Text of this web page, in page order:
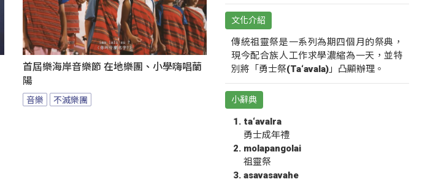
首屆樂海岸音樂節 在地樂團、小學嗨唱蘭
陽
音樂 不滅樂團
文化介紹
傳統祖靈祭是一系列為期四個月的祭典，
現今配合族人工作求學濃縮為一天，並特
別將「勇士祭(Ta‘avala)」凸顯辦理。
小辭典
ta‘avalra
勇士成年禮
molapangolai
祖靈祭
asavasavahe